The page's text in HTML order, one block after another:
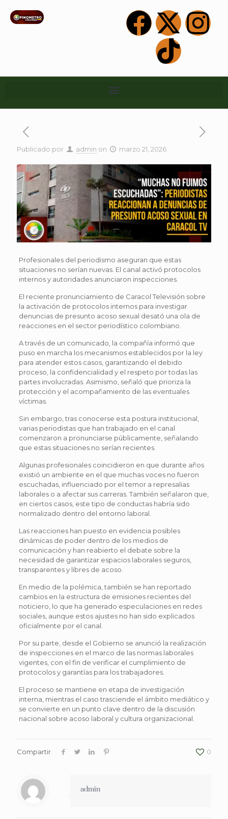
Publicado por admin on marzo 21, 2026
Profesionales del periodismo aseguran que estas
situaciones no serían nuevas. El canal activó protocolos
internos y autoridades anunciaron inspecciones.
El reciente pronunciamiento de Caracol Televisión sobre
la activación de protocolos internos para investigar
denuncias de presunto acoso sexual desató una ola de
reacciones en el sector periodístico colombiano.
A través de un comunicado, la compañía informó que
puso en marcha los mecanismos establecidos por la ley
para atender estos casos, garantizando el debido
proceso, la confidencialidad y el respeto por todas las
partes involucradas. Asimismo, señaló que prioriza la
protección y el acompañamiento de las eventuales
víctimas.
Sin embargo, tras conocerse esta postura institucional,
varias periodistas que han trabajado en el canal
comenzaron a pronunciarse públicamente, señalando
que estas situaciones no serían recientes.
Algunas profesionales coincidieron en que durante años
existió un ambiente en el que muchas voces no fueron
escuchadas, influenciado por el temor a represalias
laborales o a afectar sus carreras. También señalaron que,
en ciertos casos, este tipo de conductas habría sido
normalizado dentro del entorno laboral.
Las reacciones han puesto en evidencia posibles
dinámicas de poder dentro de los medios de
comunicación y han reabierto el debate sobre la
necesidad de garantizar espacios laborales seguros,
transparentes y libres de acoso.
En medio de la polémica, también se han reportado
cambios en la estructura de emisiones recientes del
noticiero, lo que ha generado especulaciones en redes
sociales, aunque estos ajustes no han sido explicados
oficialmente por el canal.
Por su parte, desde el Gobierno se anunció la realización
de inspecciones en el marco de las normas laborales
vigentes, con el fin de verificar el cumplimiento de
protocolos y garantías para los trabajadores.
El proceso se mantiene en etapa de investigación
interna, mientras el caso trasciende el ámbito mediático y
se convierte en un punto clave dentro de la discusión
nacional sobre acoso laboral y cultura organizacional.
Compartir 0
admin